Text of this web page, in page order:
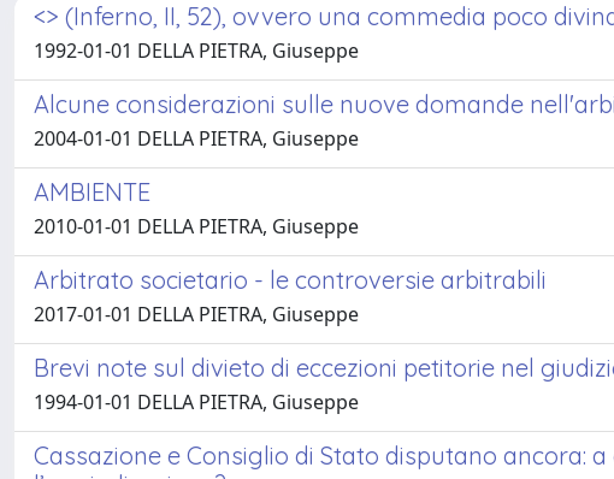
<> (Inferno, II, 52), ovvero una commedia poco
1992-01-01 DELLA PIETRA, Giuseppe
Alcune considerazioni sulle nuove domande
2004-01-01 DELLA PIETRA, Giuseppe
AMBIENTE
2010-01-01 DELLA PIETRA, Giuseppe
Arbitrato societario - le controversie arbitrabili
2017-01-01 DELLA PIETRA, Giuseppe
Brevi note sul divieto di eccezioni petitorie nel
1994-01-01 DELLA PIETRA, Giuseppe
Cassazione e Consiglio di Stato disputano ancora: